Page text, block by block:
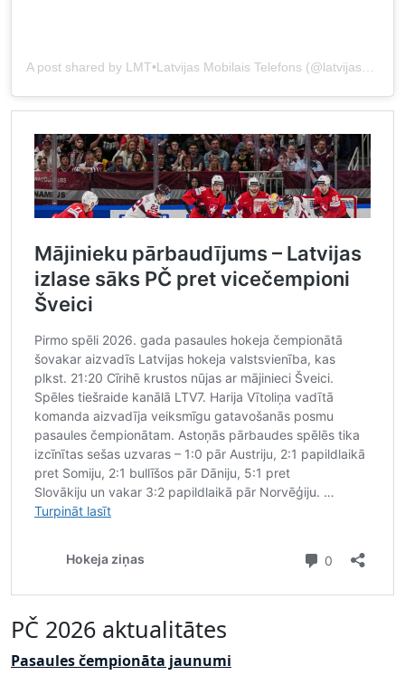
PČ 2026 aktualitātes
Pasaules čempionāta jaunumi